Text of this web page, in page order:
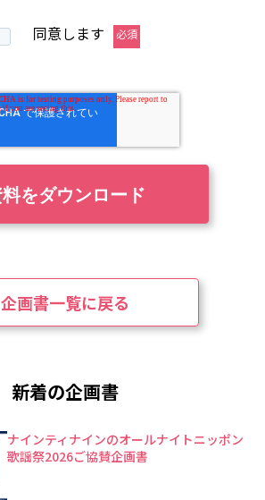
同意します
企画書一覧に戻る
新着の企画書
ナインティナインのオールナイトニッポン
歌謡祭2026ご協賛企画書